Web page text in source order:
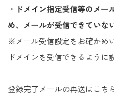
・ ドメイン指定受信等のメ
め、メールが受信できていな
※メール受信設定をお確かめ
ドメインを受信できるように
登録完了メールの再送はこち